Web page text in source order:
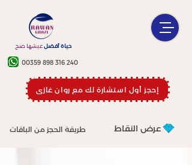
عيشها صححياة أفضل
عرض النقاط
إحجز أول استشارة لك مع روان غازي
طريقة الحجز من الباقات
00359 898 316 240